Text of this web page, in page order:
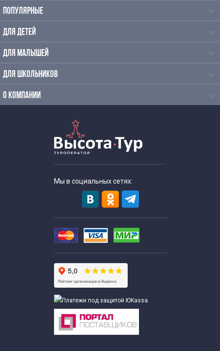
Экскурсии выходного дня для школьников
Выездные экскурсии для школьников
Экскурсии для школьников 8 класса
ПОПУЛЯРНЫЕ
ДЛЯ ДЕТЕЙ
ДЛЯ МАЛЫШЕЙ
ДЛЯ ШКОЛЬНИКОВ
О КОМПАНИИ
Мы в социальных сетях: